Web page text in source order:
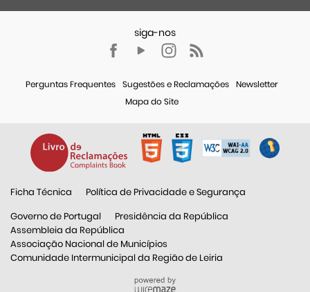
Perguntas Frequentes Sugestões e Reclamações
Newsletter
Mapa do Site
Ficha Técnica
Política de Privacidade e Segurança
Governo de Portugal
Presidência da República
Assembleia da República
Associação Nacional de Municípios
Comunidade Intermunicipal da Região de Leiria